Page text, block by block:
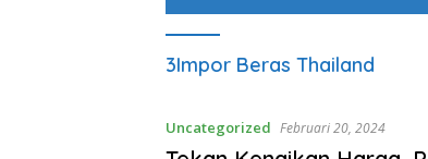
3Impor Beras Thailand
Uncategorized Februari 20, 2024